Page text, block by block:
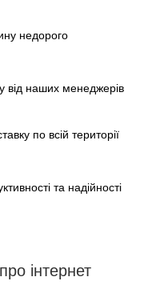
недорого
від наших менеджерів
по всій території
та надійності
інтернет